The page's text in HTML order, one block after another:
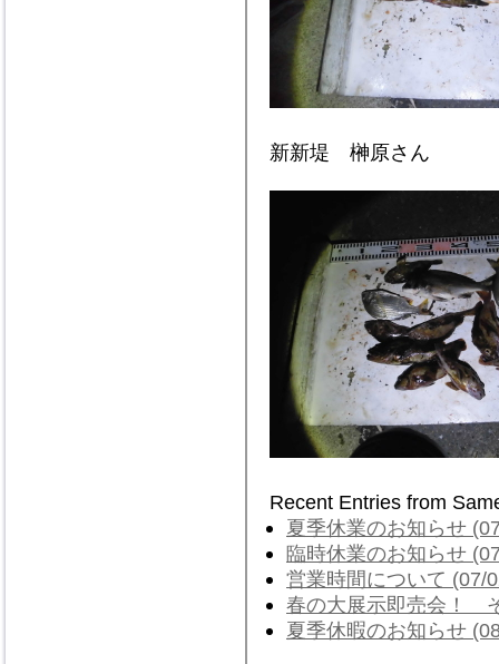
新新堤 榊原さん
Recent Entries from
夏季休業のお知らせ
臨時休業のお知らせ
営業時間について (07/
春の大展示即売会！
夏季休暇のお知らせ